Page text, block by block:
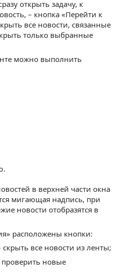
открыть задачу, к
– кнопка «Перейти к
все новости, связанные
только выбранные
можно выполнить
в верхней части окна
мигающая надпись, при
новости отобразятся в
расположены кнопки:
все новости из ленты;
новые